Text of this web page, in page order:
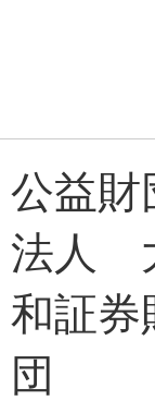
いて
公益財
法人
和証券
団